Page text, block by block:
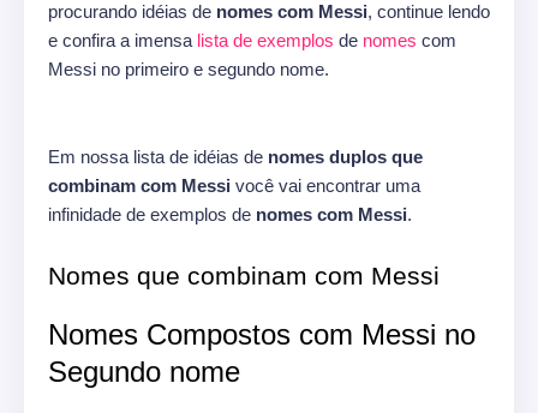
procurando idéias de nomes com Messi, continue lendo
e confira a imensa lista de exemplos de nomes com
Messi no primeiro e segundo nome.
Em nossa lista de idéias de nomes duplos que
combinam com Messi você vai encontrar uma
infinidade de exemplos de nomes com Messi.
Nomes que combinam com Messi
Nomes Compostos com Messi no
Segundo nome